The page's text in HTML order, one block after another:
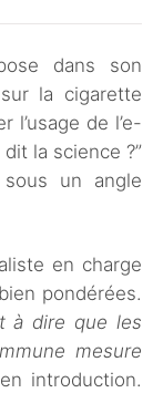
dans son
la cigarette
l’usage de l’e-
la science ?”
un angle
en charge
pondérées.
à dire que les
mesure
introduction.